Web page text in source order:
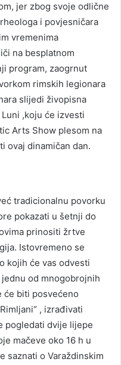
jer zbog svoje odlične
i povjesničara
vremenima
na besplatnom
program, zaogrnut
rimskih legionara
slijedi živopisna
,koju će izvesti
Arts Show plesom na
ovaj dinamičan dan.
tradicionalnu povorku
pokazati u šetnji do
prinositi žrtve
Istovremeno se
kojih će vas odvesti
od mnogobrojnih
će biti posvećeno
, izrađivati
pogledati dvije lijepe
mačeve oko 16 h u
saznati o Varaždinskim